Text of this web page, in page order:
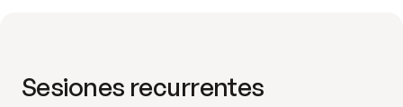
Sesiones recurrentes